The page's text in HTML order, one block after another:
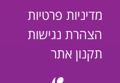
מדיניות פרטיות
הצהרת נגישות
תקנון אתר